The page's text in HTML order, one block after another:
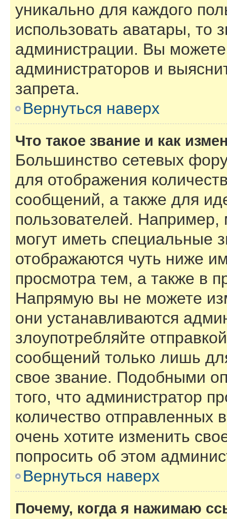
уникально для каждого
использовать аватары, то
администрации. Вы можете
администраторов и
запрета.
Вернуться наверх
Что такое звание и как
Большинство сетевых
для отображения
сообщений, а также для
пользователей.
могут иметь специальные
отображаются чуть ниже
просмотра тем, а также в
Напрямую вы не можете
они устанавливаются
злоупотребляйте
сообщений только лишь
свое звание. Подобными
того, что администратор
количество
очень хотите изменить
попросить об этом
Вернуться наверх
Почему, когда я нажимаю